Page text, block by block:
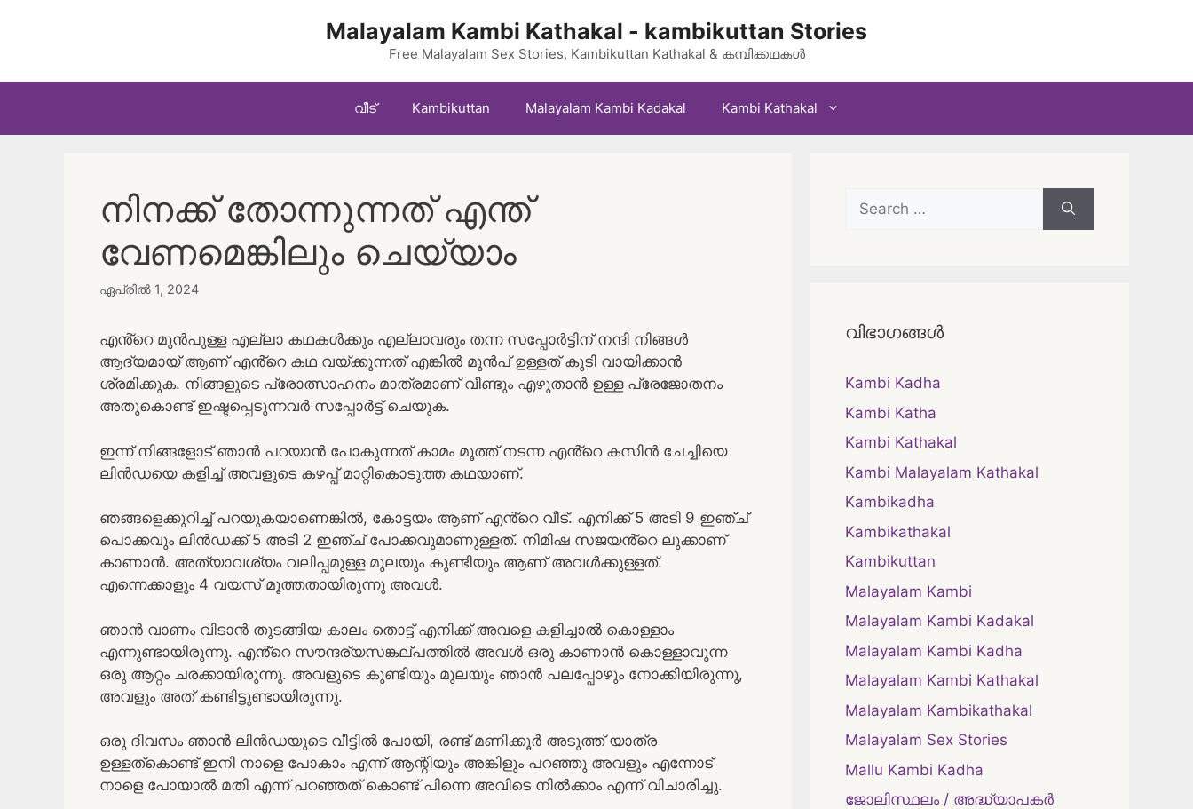
Malayalam Kambi Kathakal - kambikuttan Stories
Free Malayalam Sex Stories, Kambikuttan Kathakal & കമ്പിക്കഥകൾ
വീട് Kambikuttan Malayalam Kambi Kadakal Kambi Kathakal
നിനക്ക് തോന്നുന്നത് എന്ത്
വേണമെങ്കിലും ചെയ്യാം
ഏപ്രിൽ 1, 2024
എൻ്റെ മുൻപുള്ള എല്ലാ കഥകൾക്കും എല്ലാവരും തന്ന സപ്പോർട്ടിന് നന്ദി നിങ്ങൾ
ആദ്യമായ് ആണ് എൻ്റെ കഥ വയ്ക്കുന്നത് എങ്കിൽ മുൻപ് ഉള്ളത് കൂടി വായിക്കാൻ
ശ്രമിക്കുക. നിങ്ങളുടെ പ്രോത്സാഹനം മാത്രമാണ് വീണ്ടും എഴുതാൻ ഉള്ള പ്രേജോതനം
അതുകൊണ്ട് ഇഷ്ടപ്പെടുന്നവർ സപ്പോർട്ട് ചെയുക.
ഇന്ന് നിങ്ങളോട് ഞാൻ പറയാൻ പോകുന്നത് കാമം മൂത്ത് നടന്ന എൻ്റെ കസിൻ ചേച്ചിയെ
ലിൻഡയെ കളിച്ച് അവളുടെ കഴപ്പ് മാറ്റികൊടുത്ത കഥയാണ്.
ഞങ്ങളെക്കുറിച്ച് പറയുകയാണെങ്കിൽ, കോട്ടയം ആണ് എൻ്റെ വീട്. എനിക്ക് 5 അടി 9 ഇഞ്ച്
പൊക്കവും ലിൻഡക്ക് 5 അടി 2 ഇഞ്ച് പോക്കവുമാണുള്ളത്. നിമിഷ സജയൻ്റെ ലുക്കാണ്
കാണാൻ. അത്യാവശ്യം വലിപ്പമുള്ള മുലയും കുണ്ടിയും ആണ് അവൾക്കുള്ളത്.
എന്നെക്കാളും 4 വയസ് മൂത്തതായിരുന്നു അവൾ.
ഞാൻ വാണം വിടാൻ തുടങ്ങിയ കാലം തൊട്ട് എനിക്ക് അവളെ കളിച്ചാൽ കൊള്ളാം
എന്നുണ്ടായിരുന്നു. എൻ്റെ സൗന്ദര്യസങ്കല്പത്തിൽ അവൾ ഒരു കാണാൻ കൊള്ളാവുന്ന
ഒരു ആറ്റം ചരക്കായിരുന്നു. അവളുടെ കുണ്ടിയും മുലയും ഞാൻ പലപ്പോഴും നോക്കിയിരുന്നു,
അവളും അത്‌ കണ്ടിട്ടുണ്ടായിരുന്നു.
ഒരു ദിവസം ഞാൻ ലിൻഡയുടെ വീട്ടിൽ പോയി, രണ്ട് മണിക്കൂർ അടുത്ത് യാത്ര
ഉള്ളത്കൊണ്ട് ഇനി നാളെ പോകാം എന്ന് ആന്റിയും അങ്കിളും പറഞ്ഞു അവളും എന്നോട്
നാളെ പോയാൽ മതി എന്ന് പറഞ്ഞത് കൊണ്ട് പിന്നെ അവിടെ നിൽക്കാം എന്ന് വിചാരിച്ചു.
Search
for:
വിഭാഗങ്ങൾ
Kambi Kadha
Kambi Katha
Kambi Kathakal
Kambi Malayalam Kathakal
Kambikadha
Kambikathakal
Kambikuttan
Malayalam Kambi
Malayalam Kambi Kadakal
Malayalam Kambi Kadha
Malayalam Kambi Kathakal
Malayalam Kambikathakal
Malayalam Sex Stories
Mallu Kambi Kadha
ജോലിസ്ഥലം / അദ്ധ്യാപകർ